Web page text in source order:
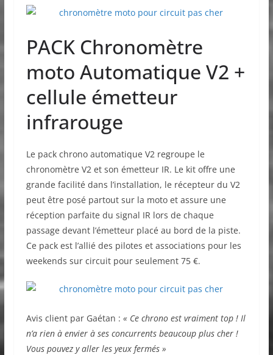
PACK Chronomètre
moto Automatique V2 +
cellule émetteur
infrarouge
Le pack chrono automatique V2 regroupe le
chronomètre V2 et son émetteur IR. Le kit offre une
grande facilité dans l’installation, le récepteur du V2
peut être posé partout sur la moto et assure une
réception parfaite du signal IR lors de chaque
passage devant l’émetteur placé au bord de la piste.
Ce pack est l’allié des pilotes et associations pour les
weekends sur circuit pour seulement 75 €.
Avis client par Gaétan : « Ce chrono est vraiment top ! Il
n’a rien à envier à ses concurrents beaucoup plus cher !
Vous pouvez y aller les yeux fermés »